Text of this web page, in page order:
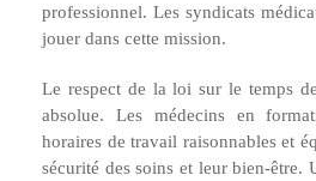
professionnel. Les syndicats
jouer dans cette mission.
Le respect de la loi sur le temps
absolue. Les médecins en
horaires de travail raisonnables et
sécurité des soins et leur bien-être.